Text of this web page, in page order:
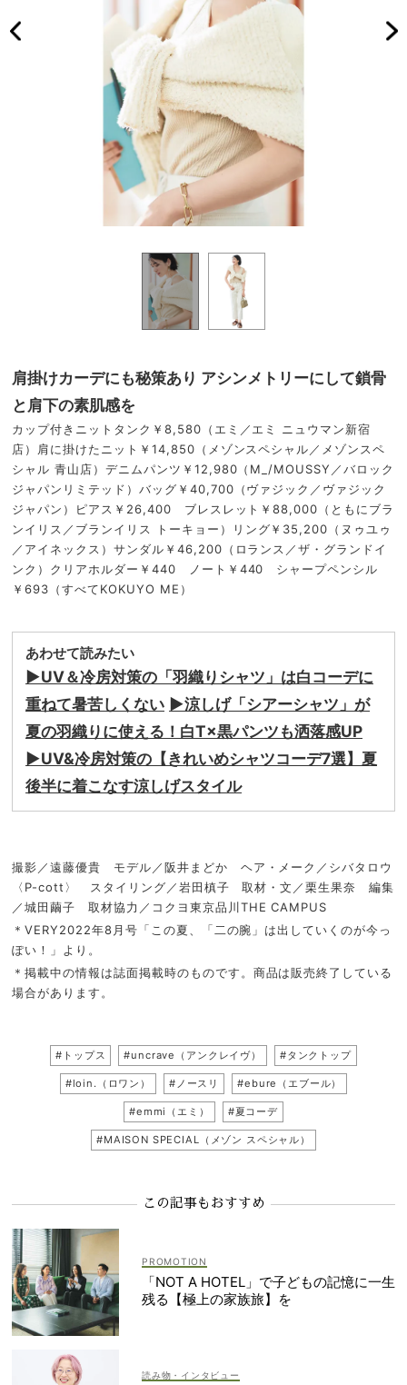
肩掛けカーデにも秘策あり アシンメトリーにして鎖骨
と肩下の素肌感を
カップ付きニットタンク￥8,580（エミ／エミ ニュウマン新宿
店）肩に掛けたニット￥14,850（メゾンスペシャル／メゾンスペ
シャル 青山店）デニムパンツ￥12,980（M_/MOUSSY／バロック
ジャパンリミテッド）バッグ￥40,700（ヴァジック／ヴァジック
ジャパン）ピアス￥26,400 ブレスレット￥88,000（ともにブラ
ンイリス／ブランイリス トーキョー）リング￥35,200（ヌゥユゥ
／アイネックス）サンダル￥46,200（ロランス／ザ・グランドイ
ンク）クリアホルダー￥440 ノート￥440 シャープペンシル
￥693（すべてKOKUYO ME）
あわせて読みたい
▶︎UV＆冷房対策の「羽織りシャツ」は白コーデに
重ねて暑苦しくない ▶︎涼しげ「シアーシャツ」が
夏の羽織りに使える！白T×黒パンツも洒落感UP
▶︎UV&冷房対策の【きれいめシャツコーデ7選】夏
後半に着こなす涼しげスタイル
撮影／遠藤優貴 モデル／阪井まどか ヘア・メーク／シバタロウ
〈P-cott〉 スタイリング／岩田槙子 取材・文／栗生果奈 編集
／城田繭子 取材協力／コクヨ東京品川THE CAMPUS
＊VERY2022年8月号「この夏、「二の腕」は出していくのが今っ
ぽい！」より。
＊掲載中の情報は誌面掲載時のものです。商品は販売終了している
場合があります。
#トップス #uncrave（アンクレイヴ） #タンクトップ
#loin.（ロワン） #ノースリ #ebure（エブール）
#emmi（エミ） #夏コーデ
#MAISON SPECIAL（メゾン スペシャル）
この記事もおすすめ
「NOT A HOTEL」で子どもの記憶に一生
残る【極上の家族旅】を
読み物・インタビュー